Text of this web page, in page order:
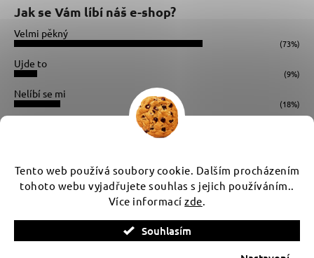
Tento web používá soubory cookie. Dalším procházením
tohoto webu vyjadřujete souhlas s jejich používáním..
Více informacízde.
Souhlasím
Jak se Vám líbí náš e-shop?
Velmi pěkný
(73%)
Ujde to
(9%)
Nelíbí se mi
(18%)
Instagram
WUX. Všechna práva vyhrazena.